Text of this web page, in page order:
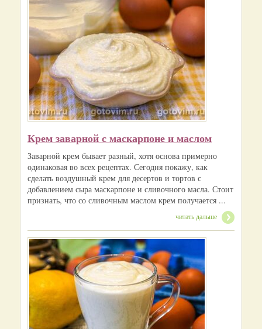
Крем заварной с маскарпоне и маслом
Заварной крем бывает разный, хотя основа примерно
одинаковая во всех рецептах. Сегодня покажу, как
сделать воздушный крем для десертов и тортов с
добавлением сыра маскарпоне и сливочного масла. Стоит
признать, что со сливочным маслом крем получается ...
читать дальше